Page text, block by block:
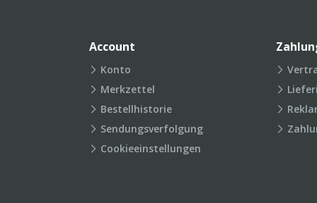
Account
Konto
Merkzettel
Bestellhistorie
Sendungsverfolgung
Cookieeinstellungen